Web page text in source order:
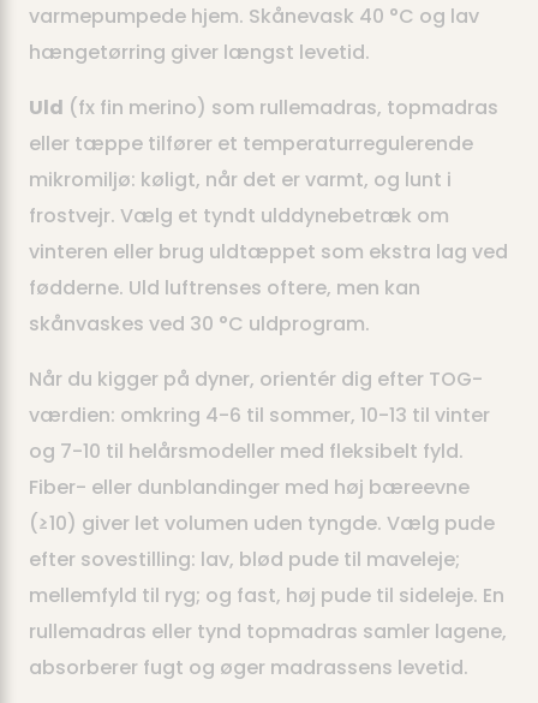
varmepumpede hjem. Skånevask 40 °C og lav
hængetørring giver længst levetid.
Uld (fx fin merino) som rullemadras, topmadras
eller tæppe tilfører et temperaturregulerende
mikromiljø: køligt, når det er varmt, og lunt i
frostvejr. Vælg et tyndt ulddynebetræk om
vinteren eller brug uldtæppet som ekstra lag ved
fødderne. Uld luftrenses oftere, men kan
skånvaskes ved 30 °C uldprogram.
Når du kigger på dyner, orientér dig efter TOG-
værdien: omkring 4-6 til sommer, 10-13 til vinter
og 7-10 til helårsmodeller med fleksibelt fyld.
Fiber- eller dunblandinger med høj bæreevne
(≥10) giver let volumen uden tyngde. Vælg pude
efter sovestilling: lav, blød pude til maveleje;
mellemfyld til ryg; og fast, høj pude til sideleje. En
rullemadras eller tynd topmadras samler lagene,
absorberer fugt og øger madrassens levetid.